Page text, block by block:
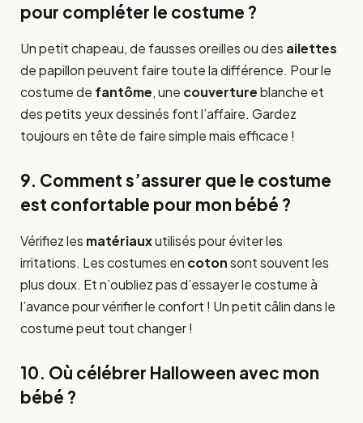
pour compléter le costume ?
Un petit chapeau, de fausses oreilles ou des ailettes
de papillon peuvent faire toute la différence. Pour le
costume de fantôme, une couvertureblanche et
des petits yeux dessinés font l’affaire. Gardez
toujours en tête de faire simple mais efficace !
9. Comment s’assurer que le costume
est confortable pour mon bébé ?
Vérifiez les matériauxutilisés pour éviter les
irritations. Les costumes en cotonsont souvent les
plus doux. Et n’oubliez pas d’essayer le costume à
l’avance pour vérifier le confort ! Un petit câlin dans le
costume peut tout changer !
10. Où célébrer Halloween avec mon
bébé ?